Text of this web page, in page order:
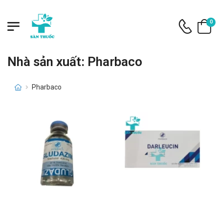
0
Nhà sản xuất: Pharbaco
Pharbaco